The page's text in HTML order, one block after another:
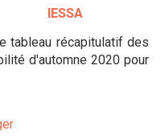
IESSA
tableau récapitulatif des
d'automne 2020 pour